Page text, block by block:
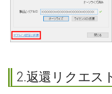
2.返還リクエス